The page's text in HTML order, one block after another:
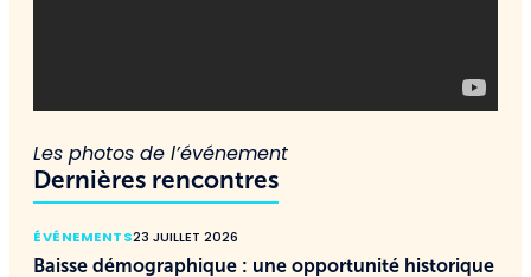
Les photos de l’événement
Dernières rencontres
ÉVÉNEMENTS23 JUILLET 2026
Baisse démographique : une opportunité historique